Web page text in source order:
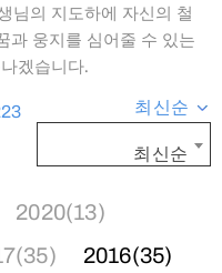
님의 지도하에 자신의 철
과 웅지를 심어줄 수 있는
겠습니다.
최신순
최신순
2020(13)
2016(35)